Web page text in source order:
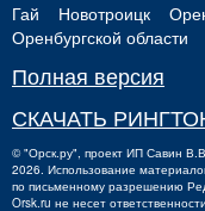
Гай Новотроицк
Оренбургской области
Полная версия
СКАЧАТЬ
©"Орск.ру", проект ИП Савин
2026. Использование
по письменному разрешению
Orsk.ru не несет